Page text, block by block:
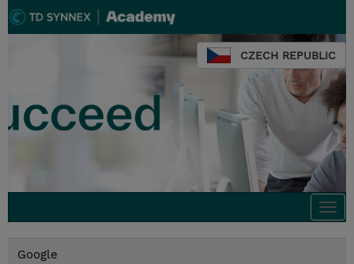
CZECH REPUBLIC
Google